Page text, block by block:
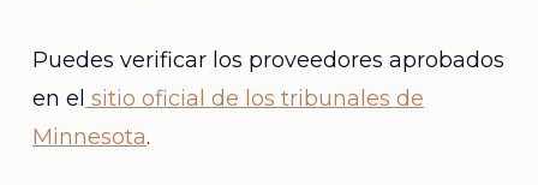
Puedes verificar los proveedores aprobados
en el sitio oficial de los tribunales de
Minnesota.